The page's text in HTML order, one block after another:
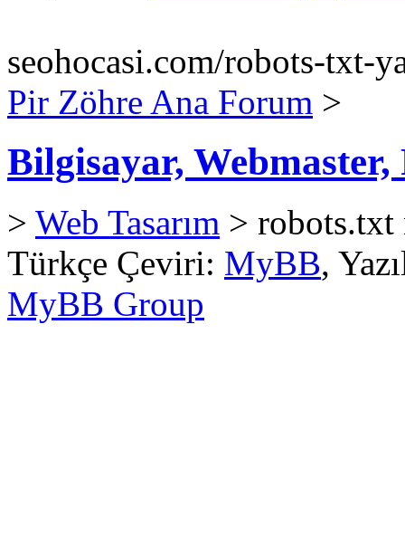
seohocasi.com/robots-txt-
Pir Zöhre Ana Forum >
Bilgisayar,
> Web Tasarım > robots.txt
Türkçe Çeviri: MyBB,
MyBB Group